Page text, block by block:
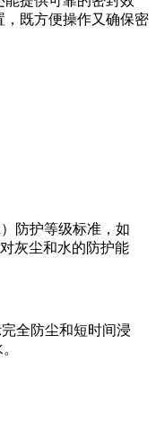
既方便操作又确保密
）防护等级标准，如
灰尘和水的防护能
全防尘和短时间浸